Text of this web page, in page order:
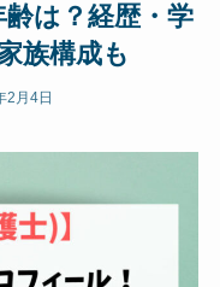
は？経歴・学
族構成も
2月4日